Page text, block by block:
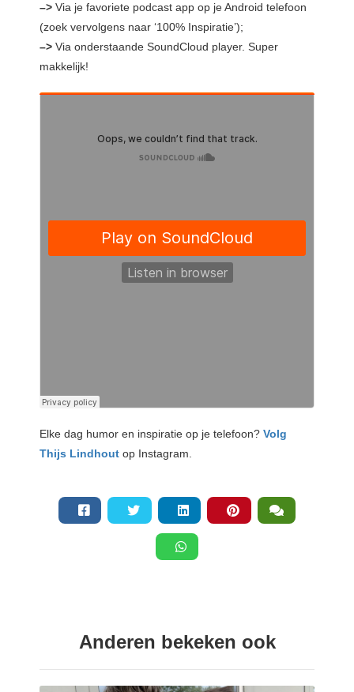
–> Via je favoriete podcast app op je Android telefoon
(zoek vervolgens naar ‘100% Inspiratie’);
–> Via onderstaande SoundCloud player. Super
makkelijk!
Elke dag humor en inspiratie op je telefoon? Volg
Thijs Lindhout op Instagram.
Anderen bekeken ook